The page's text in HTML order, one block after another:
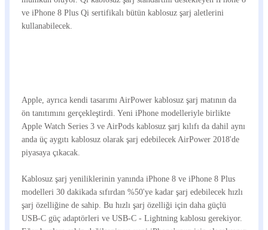
ve iPhone 8 Plus Qi sertifikalı bütün kablosuz şarj aletlerini
kullanabilecek.
Apple, ayrıca kendi tasarımı AirPower kablosuz şarj matının da
ön tanıtımını gerçekleştirdi. Yeni iPhone modelleriyle birlikte
Apple Watch Series 3 ve AirPods kablosuz şarj kılıfı da dahil aynı
anda üç aygıtı kablosuz olarak şarj edebilecek AirPower 2018'de
piyasaya çıkacak.
Kablosuz şarj yeniliklerinin yanında iPhone 8 ve iPhone 8 Plus
modelleri 30 dakikada sıfırdan %50'ye kadar şarj edebilecek hızlı
şarj özelliğine de sahip. Bu hızlı şarj özelliği için daha güçlü
USB-C güç adaptörleri ve USB-C - Lightning kablosu gerekiyor.